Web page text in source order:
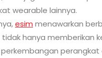
wearable lainnya.
esim menawarkan
tidak hanya memberikan